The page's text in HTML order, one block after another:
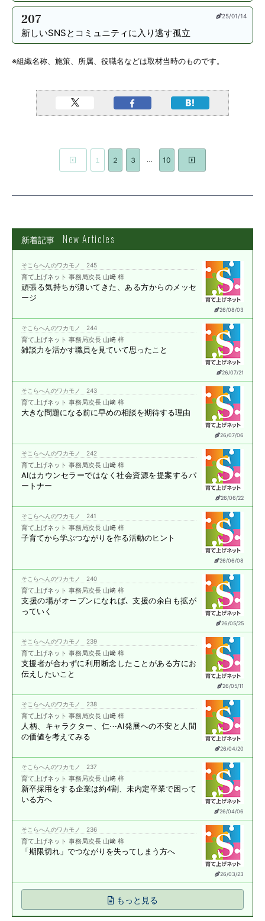
25/01/14
207
新しいSNSとコミュニティに入り逃す孤立
※組織名称、施策、所属、役職名などは取材当時のものです。
１ ２ ３ … 10
新着記事 New Articles
26/08/03
そこらへんのワカモノ 245
育て上げネット 事務局次長 山﨑 梓
頑張る気持ちが湧いてきた、 ある方からのメッセ
ージ
26/07/21
そこらへんのワカモノ 244
育て上げネット 事務局次長 山﨑 梓
雑談力を活かす職員を見ていて思ったこと
26/07/06
そこらへんのワカモノ 243
育て上げネット 事務局次長 山﨑 梓
大きな問題になる前に早めの相談を期待する理由
26/06/22
そこらへんのワカモノ 242
育て上げネット 事務局次長 山﨑 梓
AIはカウンセラーではなく社会資源を提案するパ
ートナー
26/06/08
そこらへんのワカモノ 241
育て上げネット 事務局次長 山﨑 梓
子育てから学ぶつながりを作る活動のヒント
26/05/25
そこらへんのワカモノ 240
育て上げネット 事務局次長 山﨑 梓
支援の場がオープンになれば､支援の余白も拡が
っていく
26/05/11
そこらへんのワカモノ 239
育て上げネット 事務局次長 山﨑 梓
支援者が合わずに利用断念したことがある方にお
伝えしたいこと
26/04/20
そこらへんのワカモノ 238
育て上げネット 事務局次長 山﨑 梓
人柄、キャラクター、仁⋯AI発展への不安と 人間
の価値を考えてみる
26/04/06
そこらへんのワカモノ 237
育て上げネット 事務局次長 山﨑 梓
新卒採用をする企業は約4割、未内定卒業で困って
いる方へ
26/03/23
そこらへんのワカモノ 236
育て上げネット 事務局次長 山﨑 梓
「期限切れ」でつながりを失ってしまう方へ
もっと見る